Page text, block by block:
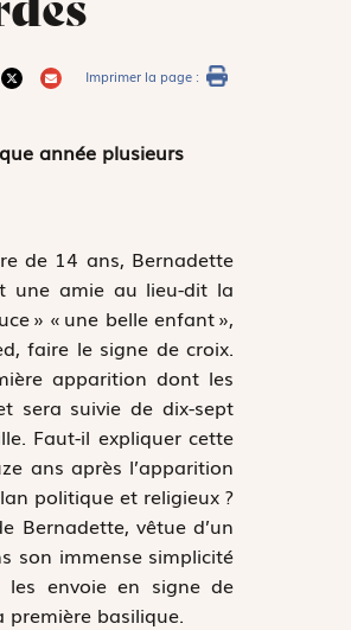
Imprimer la page :
année plusieurs
de 14 ans, Bernadette
une amie au lieu-dit la
» « une belle enfant »,
faire le signe de croix.
apparition dont les
sera suivie de dix-sept
Faut-il expliquer cette
ans après l’apparition
politique et religieux ?
Bernadette, vêtue d’un
son immense simplicité
envoie en signe de
première basilique.